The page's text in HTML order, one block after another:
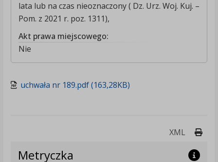
lata lub na czas nieoznaczony ( Dz. Urz. Woj. Kuj. –
Pom. z 2021 r. poz. 1311),
Akt prawa miejscowego:
Nie
uchwała nr 189.pdf (163,28KB)
XML
Metryczka